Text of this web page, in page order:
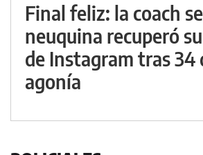
Final feliz: la coach
neuquina recuperó
de Instagram tras 34
agonía